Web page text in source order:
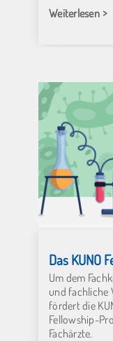
Weiterlesen
Das KUNO
Um dem
und fachliche
fördert die
Fellowship-
Fachärzte.